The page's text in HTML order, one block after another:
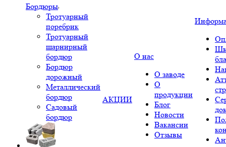
Бордюры
Тротуарный
поребрик
Тротуарный
шарнирный
бордюр
Бордюр
дорожный
Металлический
бордюр
Садовый
бордюр
АКЦИИ
О нас
О заводе
О
продукции
Блог
Новости
Вакансии
Отзывы